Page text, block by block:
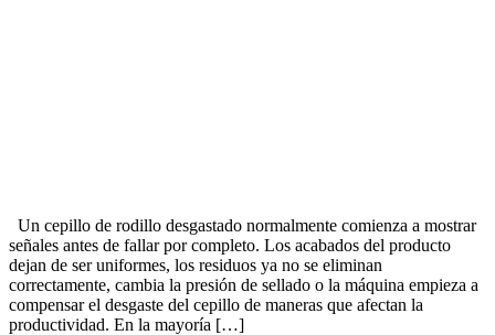
Un cepillo de rodillo desgastado normalmente comienza a mostrar
señales antes de fallar por completo. Los acabados del producto
dejan de ser uniformes, los residuos ya no se eliminan
correctamente, cambia la presión de sellado o la máquina empieza a
compensar el desgaste del cepillo de maneras que afectan la
productividad. En la mayoría […]